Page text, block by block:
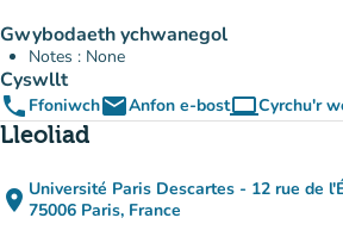
Gwybodaeth ychwanegol
Notes : None
Cyswllt
phone FfoniwchemailAnfon e-bostcomputerCyrchu'r
(tab
Lleoliad
place Université Paris Descartes - 12 rue de
75006 Paris, France